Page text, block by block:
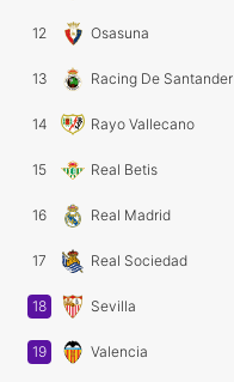
12 Osasuna
13 Racing De Santander
14 Rayo Vallecano
15 Real Betis
16 Real Madrid
17 Real Sociedad
18 Sevilla
19 Valencia